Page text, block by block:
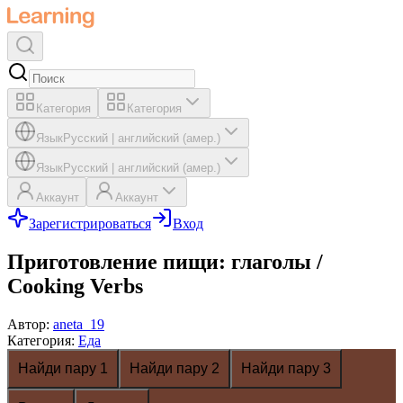
Категория Категория
ЯзыкРусский английский (амер.)
ЯзыкРусский английский (амер.)
Аккаунт Аккаунт
Зарегистрироваться Вход
Приготовление пищи: глаголы /
Cooking Verbs
Автор: aneta_19
Категория: Еда
Найди пару 1
Найди пару 2 Найди пару 3